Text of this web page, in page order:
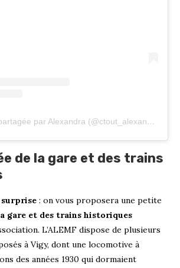
Une publication partagée par Alexandra (@ctout_alexandra)
de la gare et des trains
surprise : on vous proposera une petite
gare et des trains historiques
L’ALEMF dispose de plusieurs
à Vigy, dont une locomotive à
des années 1930 qui dormaient